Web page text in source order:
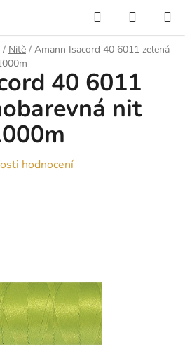
Hledat
KOŠÍK
/ Nitě / Amann Isacord 40 6011 zelená
40 6011
nit
hodnocení